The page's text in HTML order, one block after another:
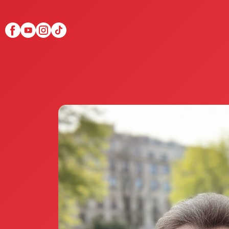
Scopri Club di Più
Le testimonianze
La fondatrice Valeria